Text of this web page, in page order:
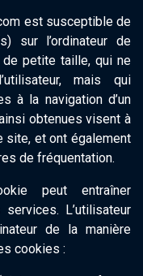
est susceptible de
sur l’ordinateur de
de petite taille, qui ne
mais qui
à la navigation d’un
obtenues visent à
site, et ont également
de fréquentation.
peut entraîner
L’utilisateur
de la manière
cookies :